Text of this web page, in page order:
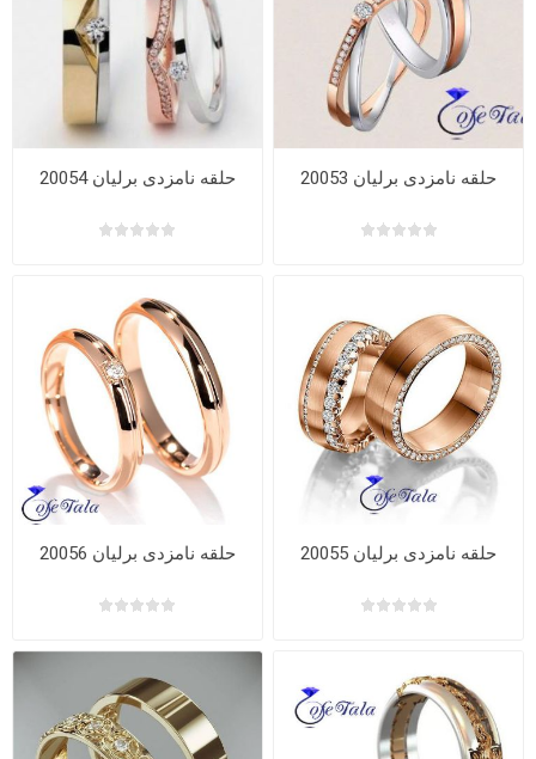
حلقه نامزدی برلیان 20053 حلقه نامزدی برلیان 20054
حلقه نامزدی برلیان 20055 حلقه نامزدی برلیان 20056